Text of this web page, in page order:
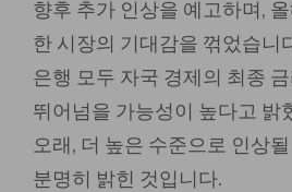
향후 추가 인상을 예고하며,
한 시장의 기대감을 꺾었습니
은행 모두 자국 경제의 최종
뛰어넘을 가능성이 높다고 밝
오래, 더 높은 수준으로 인상
분명히 밝힌 것입니다.